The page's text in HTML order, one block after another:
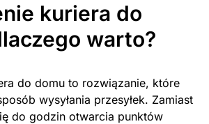
kuriera do
warto?
do domu to rozwiązanie, które
wysyłania przesyłek. Zamiast
do godzin otwarcia punktów